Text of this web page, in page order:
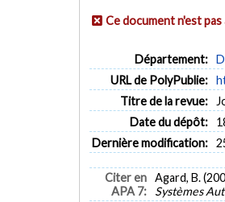
Ce document n'est
Département:
URL de PolyPublie:
Titre de la revue:
Date du dépôt:
Dernière modification:
Citer en
APA 7:
Agard, B.
Systèmes